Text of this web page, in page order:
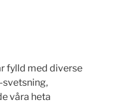
fylld med diverse
svetsning,
våra heta